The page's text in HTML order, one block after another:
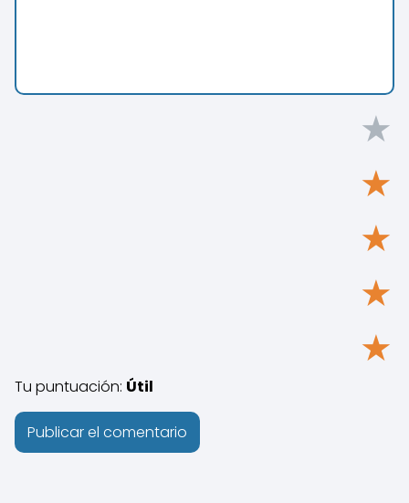
★
★
★
★
★
Tu puntuación: Útil